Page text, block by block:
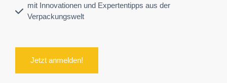
mit Innovationen und Expertentipps aus der
Verpackungswelt
Jetzt anmelden!